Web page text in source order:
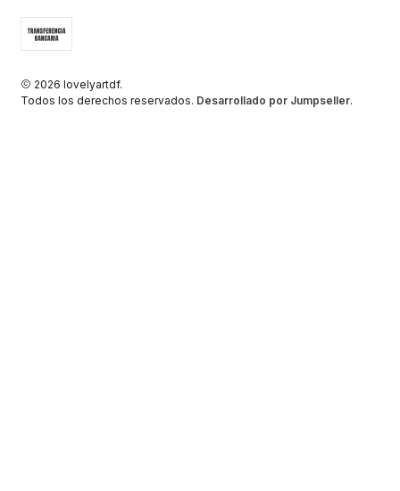
2026 lovelyartdf.
Todos los derechos reservados. Desarrollado por Jumpseller.